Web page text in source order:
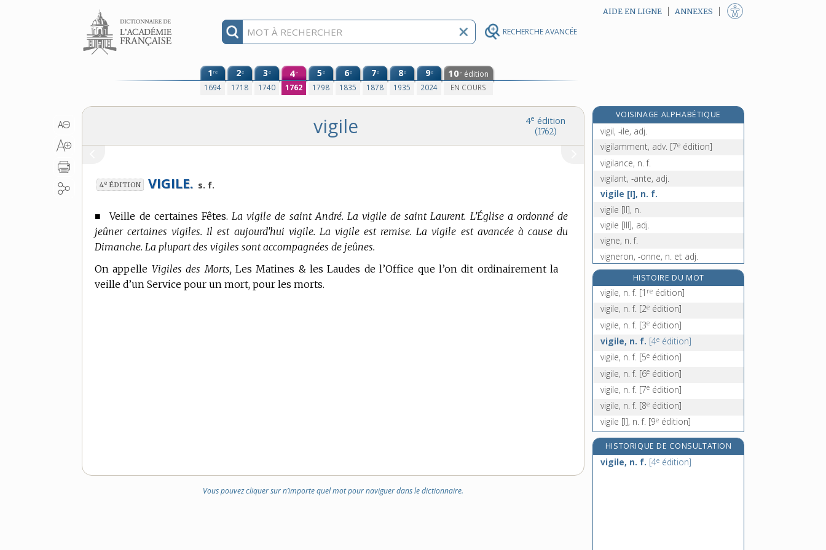
RECHERCHE AVANCÉE
Aller au contenu AIDE EN LIGNE ANNEXES
1re
1694
2e
1718
3e
1740
4e
1762
5e
1798
6e
1835
7e
1878
8e
1935
9e
2024
10e édition
EN COURS
4e édition
(1762)
vigile
4e ÉDITION VIGILE. s. f.
■Veille de certaines Fêtes. La vigile de saint André. La vigile de saint Laurent. L’Église a ordonné de
jeûner certaines vigiles. Il est aujourd’hui vigile. La vigile est remise. La vigile est avancée à cause du
Dimanche. La plupart des vigiles sont accompagnées de jeûnes.
On appelle Vigiles des Morts, Les Matines & les Laudes de l’Office que l’on dit ordinairement la
veille d’un Service pour un mort, pour les morts.
Vous pouvez cliquer sur n’importe quel mot pour naviguer dans le dictionnaire.
VOISINAGE ALPHABÉTIQUE
vigie, n. f.
vigil, -ile, adj.
vigilamment, adv. [7e édition]
vigilance, n. f.
vigilant, -ante, adj.
vigile [I], n. f.
vigile [II], n.
vigile [III], adj.
vigne, n. f.
vigneron, -onne, n. et adj.
vignetage, n. m.
vignettage, n. m.
vignette, n. f.
vignoble, n. m.
HISTOIRE DU MOT
vigile, n. f. [1 re édition]
vigile, n. f. [2e édition]
vigile, n. f. [3e édition]
vigile, n. f. [4e édition]
vigile, n. f. [5e édition]
vigile, n. f. [6e édition]
vigile, n. f. [7e édition]
vigile, n. f. [8e édition]
vigile [I], n. f. [9e édition]
HISTORIQUE DE CONSULTATION
vigile, n. f. [4e édition]